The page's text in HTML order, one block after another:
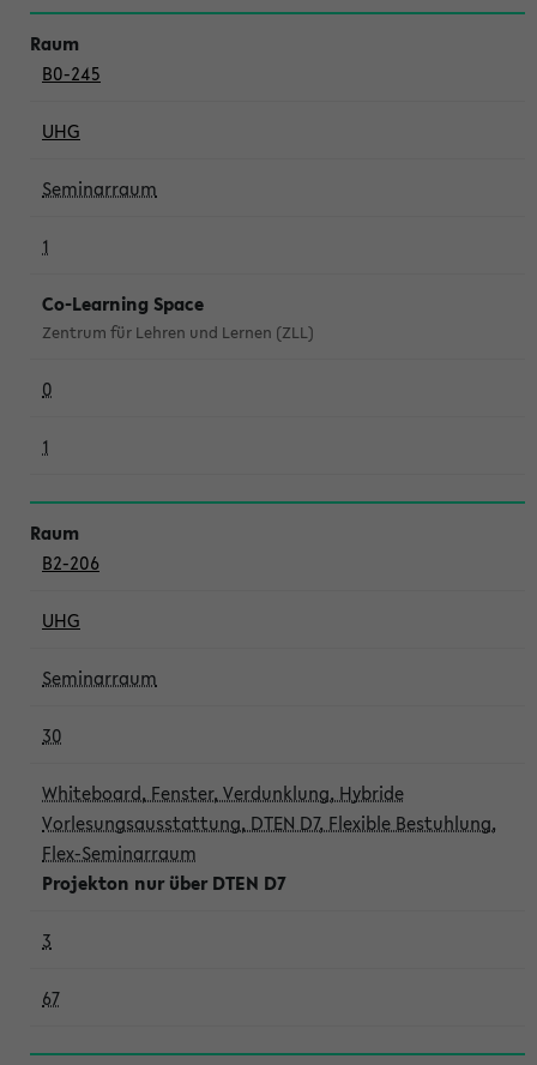
B0-245
UHG
Seminarraum
1
Co-Learning Space
Zentrum für Lehren und Lernen (ZLL)
0
1
B2-206
UHG
Seminarraum
30
Whiteboard, Fenster, Verdunklung, Hybride
Vorlesungsausstattung, DTEN D7, Flexible Bestuhlung,
Flex-Seminarraum
Projekton nur über DTEN D7
3
67